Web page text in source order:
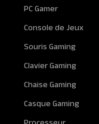
PC Gamer
Console de Jeux
Souris Gaming
Clavier Gaming
Chaise Gaming
Casque Gaming